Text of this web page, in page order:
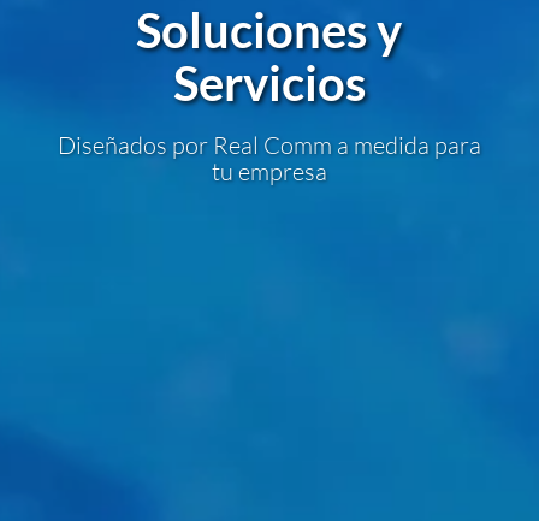
Soluciones y
Servicios
Diseñados por Real Comm a medida para
tu empresa